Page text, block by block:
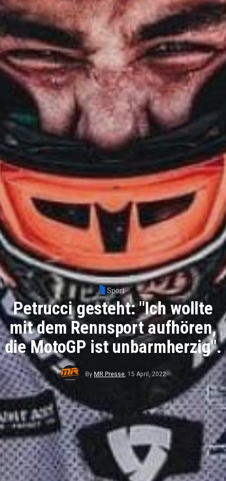
Sport
Petrucci gesteht: "Ich wollte
mit dem Rennsport aufhören,
die MotoGP ist unbarmherzig".
By MR Presse, 15 April, 2022